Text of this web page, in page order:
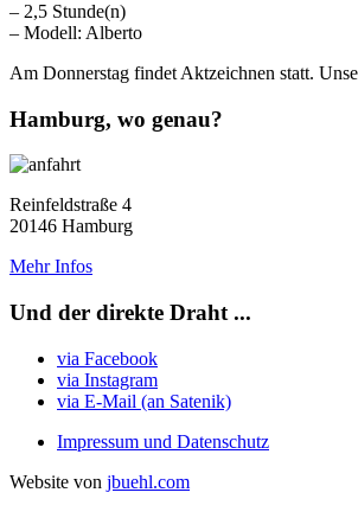
– 2,5 Stunde(n)
– Modell: Alberto
Am Donnerstag findet Aktzeichnen statt.
Hamburg, wo genau?
Reinfeldstraße 4
20146 Hamburg
Mehr Infos
Und der direkte Draht ...
via Facebook
via Instagram
via E-Mail (an Satenik)
Impressum und Datenschutz
Website von jbuehl.com